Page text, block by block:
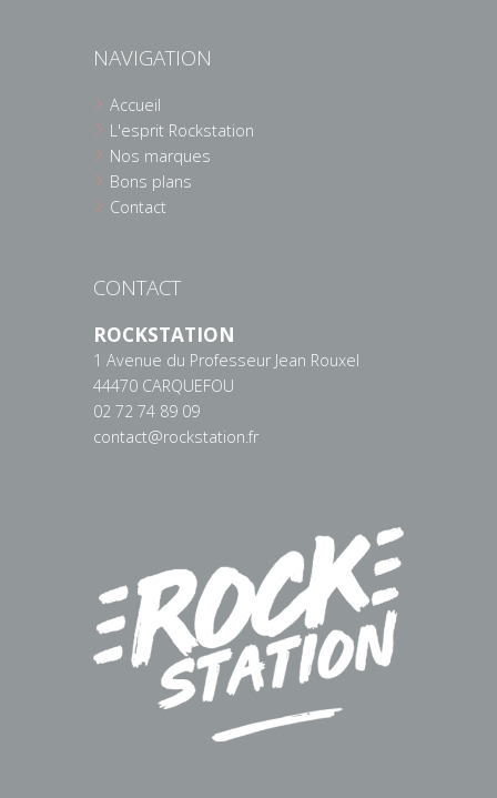
NAVIGATION
Accueil
L'esprit Rockstation
Nos marques
Bons plans
Contact
CONTACT
ROCKSTATION
1 Avenue du Professeur Jean Rouxel
44470 CARQUEFOU
02 72 74 89 09
contact@rockstation.fr